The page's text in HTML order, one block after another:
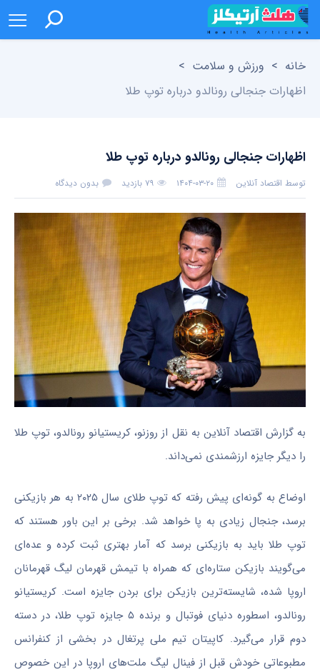
خانه > ورزش و سلامت >
اظهارات جنجالی رونالدو درباره توپ طلا
اظهارات جنجالی رونالدو درباره توپ طلا
توسط اقتصاد آنلاین ۱۴۰۴-۰۳-۲۰ ۷۹ بازدید بدون دیدگاه
به گزارش اقتصاد آنلاین به نقل از روزنو، کریستیانو رونالدو، توپ طلا
را دیگر جایزه ارزشمندی نمی‌داند.
اوضاع به گونه‌ای پیش رفته که توپ طلای سال ۲۰۲۵ به هر بازیکنی
برسد، جنجال زیادی به پا خواهد شد. برخی بر این باور هستند که
توپ طلا باید به بازیکنی برسد که آمار بهتری ثبت کرده و عده‌ای
‌می‌گویند بازیکن ستاره‌ای که همراه با تیمش قهرمان لیگ قهرمانان
اروپا شده، شایسته‌ترین بازیکن برای بردن جایزه است. کریستیانو
رونالدو، اسطوره دنیای فوتبال و برنده ۵ جایزه توپ طلا، در دسته
دوم قرار می‌گیرد. کاپیتان تیم ملی پرتغال در بخشی از کنفرانس
مطبوعاتی خودش قبل از فینال لیگ ملت‌های اروپا در این خصوص